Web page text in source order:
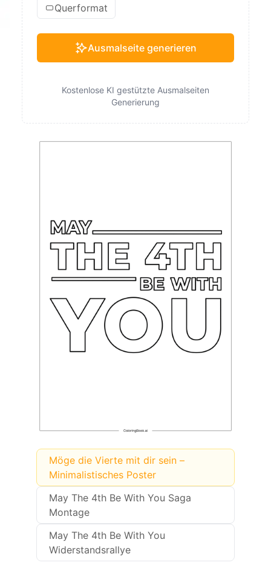
Möge die Vierte mit dir sein –
Minimalistisches Poster
May The 4th Be With You Saga
Montage
May The 4th Be With You
Widerstandsrallye
Querformat
Ausmalseite generieren
Kostenlose KI gestützte Ausmalseiten
Generierung